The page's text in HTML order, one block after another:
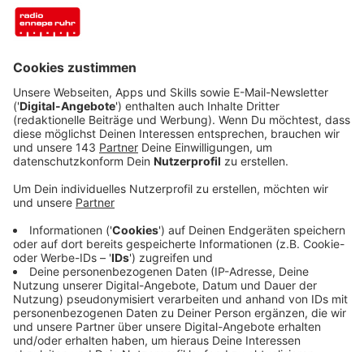
Anzeige
Allerdings sind die Zahlen im Januar wieder höher als
noch vor einem Monat. Die Arbeitslosenquote bei uns
ist leicht gestiegen, auf 6 Prozent. Allerdings ist das
für den Januar ganz normal, weil viele
Arbeitsverhältnisse zum 31. Dezember hin enden. Der
Januar ist deswegen der Monat, in dem die
Arbeitslosigkeit am meisten steigt. Das sehen wir
gerade in all unseren Städten, nur in Herdecke und
Ennepetal haben diesen Monat etwas weniger
Menschen keine Arbeit. Aber gucken wir zurück auf
letztes Jahr, dann sehen wir echt, dass es wieder
bergauf geht in der Pandemie: im Januar 2021 waren
noch 2.000 Menschen mehr auf Arbeitssuche.
Anzeige